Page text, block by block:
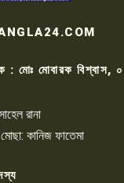
রাজশাহীতে
চাঁদাবাজি ও
: মোঃ মোবারক
রানা
কানিজ ফাতেমা